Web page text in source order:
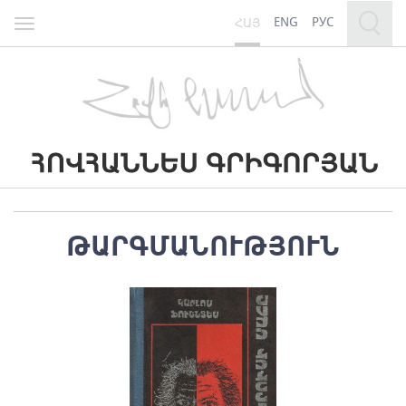
Toggle
navigation
ՀԱՅ ENG РУС
ԹԱՐԳՄԱՆՈՒԹՅՈՒՆ